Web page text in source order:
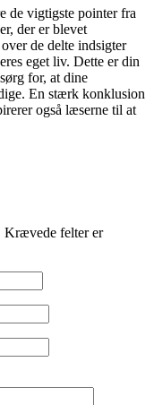
de vigtigste pointer fra
der er blevet
de delte indsigter
eget liv. Dette er din
for, at dine
En stærk konklusion
også læserne til at
Krævede felter er